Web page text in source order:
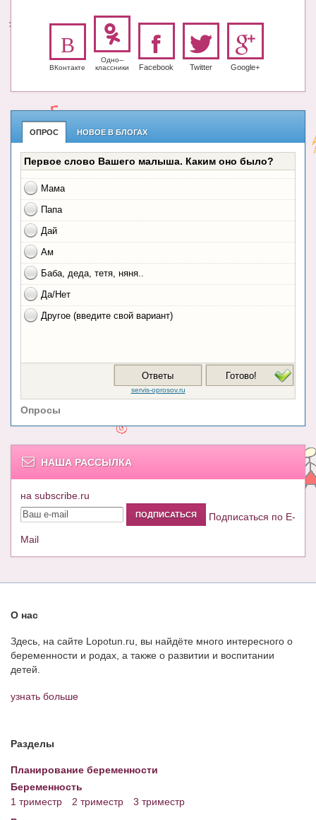
ВКонтакте
Одно-­
класс­ники
Facebook Twitter Google+
ОПРОС НОВОЕ В БЛОГАХ
Опросы
НАША РАССЫЛКА
на subscribe.ru
Подписаться по E-
Mail
О нас
Здесь, на сайте Lopotun.ru, вы найдёте много интересного о
беременности и родах, а также о развитии и воспитании
детей.
узнать больше
Разделы
Планирование беременности
Беременность
1 триместр
2 триместр
3 триместр